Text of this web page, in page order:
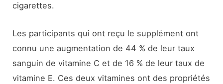
cigarettes.
Les participants qui ont reçu le supplément ont
connu une augmentation de 44 % de leur taux
sanguin de vitamine C et de 16 % de leur taux de
vitamine E. Ces deux vitamines ont des propriétés